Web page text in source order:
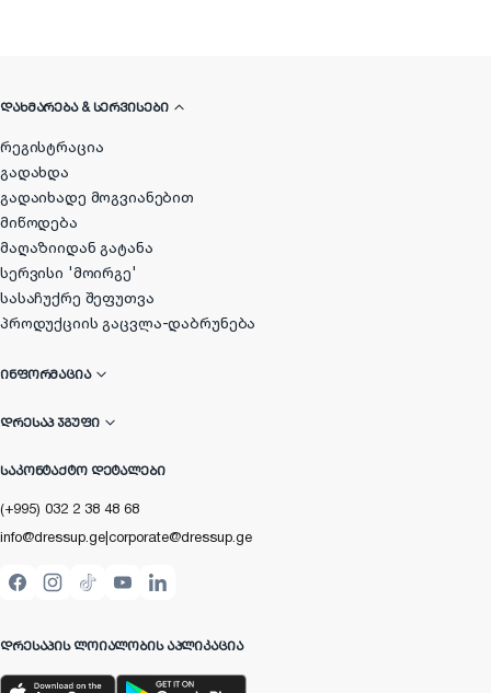
ᲓᲐᲮᲛᲐᲠᲔᲑᲐ & ᲡᲔᲠᲕᲘᲡᲔᲑᲘ
რეგისტრაცია
გადახდა
გადაიხადე მოგვიანებით
მიწოდება
მაღაზიიდან გატანა
სერვისი 'მოირგე'
სასაჩუქრე შეფუთვა
პროდუქციის გაცვლა-დაბრუნება
ᲘᲜᲤᲝᲠᲛᲐᲪᲘᲐ
ᲓᲠᲔᲡᲐᲞ ᲯᲒᲣᲤᲘ
ᲡᲐᲙᲝᲜᲢᲐᲥᲢᲝ ᲓᲔᲢᲐᲚᲔᲑᲘ
(+995) 032 2 38 48 68
info@dressup.ge|corporate@dressup.ge
ᲓᲠᲔᲡᲐᲞᲘᲡ ᲚᲝᲘᲐᲚᲝᲑᲘᲡ ᲐᲞᲚᲘᲙᲐᲪᲘᲐ